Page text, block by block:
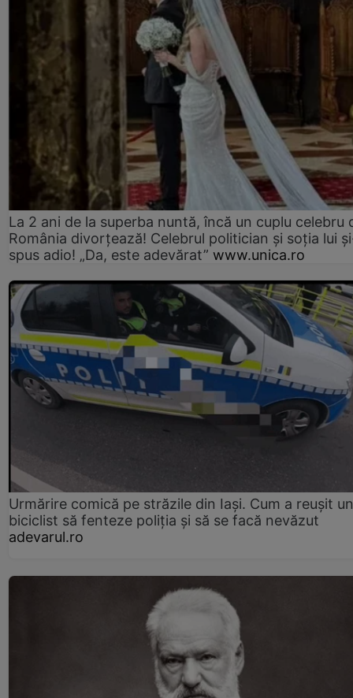
La 2 ani de la superba nuntă, încă un cuplu celebru
România divorțează! Celebrul politician și soția lui
spus adio! „Da, este adevărat” www.unica.ro
Urmărire comică pe străzile din Iași. Cum a reușit un
biciclist să fenteze poliția și să se facă nevăzut
adevarul.ro